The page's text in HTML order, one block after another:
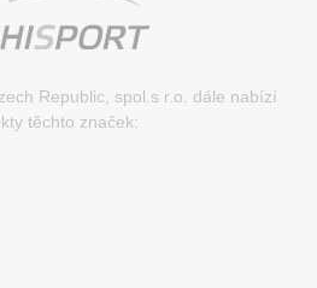
Republic, spol.s r.o. dále nabízí
těchto značek: